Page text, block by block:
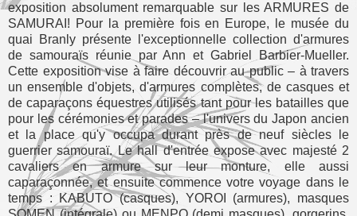
exposition absolument remarquable sur les ARMURES de
SAMURAI! Pour la première fois en Europe, le musée du
quai Branly présente l'exceptionnelle collection d'armures
de samouraïs réunie par Ann et Gabriel Barbier-Mueller.
Cette exposition vise à faire découvrir au public – à travers
un ensemble d'objets, d'armures complètes, de casques et
de caparaçons équestres utilisés tant pour les batailles que
pour les cérémonies et parades – l'univers du Japon ancien
et la place qu'y occupa durant près de neuf siècles le
guerrier samouraï. Le hall d'entrée expose avec majesté 2
cavaliers en armure sur leur monture, elle aussi
caparaçonnée, et ensuite commence votre voyage dans le
temps : KABUTO (casques), YOROI (armures), masques